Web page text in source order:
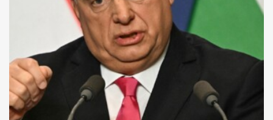
Több mint 25 ezer halottat
hagytak a hőhullámok
Európában, és...